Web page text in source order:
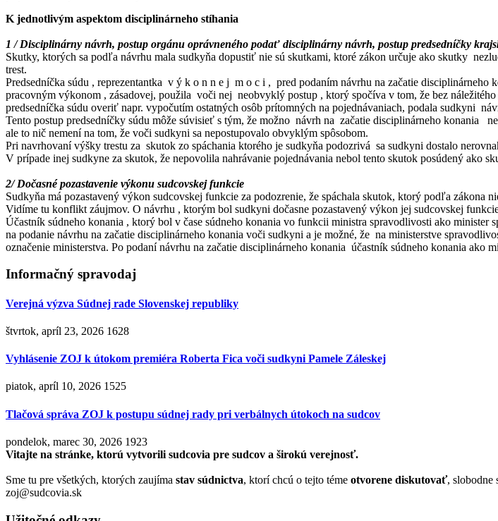
K jednotlivým aspektom disciplinárneho stíhania
1 / Disciplinárny návrh, postup orgánu oprávneného podať disciplinárny návrh, postup predsedníčky
Skutky, ktorých sa podľa návrhu mala sudkyňa dopustiť nie sú skutkami, ktoré zákon určuje ako skutky
trest.
Predsedníčka súdu , reprezentantka v ý k o n n e j m o c i , pred podaním návrhu na začatie
pracovným výkonom , zásadovej, použila voči nej neobvyklý postup , ktorý spočíva v tom, že bez
predsedníčka súdu overiť napr. vypočutím ostatných osôb prítomných na pojednávaniach, podala sudkyni
Tento postup predsedníčky súdu môže súvisieť s tým, že možno návrh na začatie disciplinárneho konania
ale to nič nemení na tom, že voči sudkyni sa nepostupovalo obvyklým spôsobom.
Pri navrhovaní výšky trestu za skutok zo spáchania ktorého je sudkyňa podozrivá sa sudkyni dostalo
V prípade inej sudkyne za skutok, že nepovolila nahrávanie pojednávania nebol tento skutok posúdený ako
2/ Dočasné pozastavenie výkonu sudcovskej funkcie
Sudkyňa má pozastavený výkon sudcovskej funkcie za podozrenie, že spáchala skutok, ktorý podľa
Vidíme tu konflikt záujmov. O návrhu , ktorým bol sudkyni dočasne pozastavený výkon jej sudcovskej
Účastník súdneho konania , ktorý bol v čase súdneho konania vo funkcii ministra spravodlivosti ako
na podanie návrhu na začatie disciplinárneho konania voči sudkyni a je možné, že na ministerstve
označenie ministerstva. Po podaní návrhu na začatie disciplinárneho konania účastník súdneho konania
Informačný spravodaj
Verejná výzva Súdnej rade Slovenskej republiky
štvrtok, apríl 23, 2026 1628
Vyhlásenie ZOJ k útokom premiéra Roberta Fica voči sudkyni Pamele Záleskej
piatok, apríl 10, 2026 1525
Tlačová správa ZOJ k postupu súdnej rady pri verbálnych útokoch na sudcov
pondelok, marec 30, 2026 1923
Vitajte na stránke, ktorú vytvorili sudcovia pre sudcov a širokú verejnosť.
Sme tu pre všetkých, ktorých zaujíma stav súdnictva, ktorí chcú o tejto téme otvorene diskutovať, slobodne
zoj@sudcovia.sk